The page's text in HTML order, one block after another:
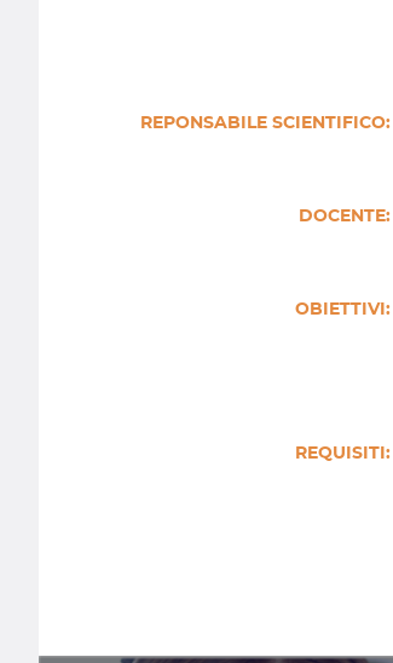
REPONSABILE SCIENTIFICO:
DOCENTE:
OBIETTIVI:
REQUISITI: